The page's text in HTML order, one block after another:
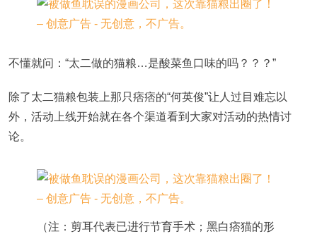
不懂就问：“太二做的猫粮…是酸菜鱼口味的吗？？？”
除了太二猫粮包装上那只痞痞的“何英俊”让人过目难忘以
外，活动上线开始就在各个渠道看到大家对活动的热情讨
论。
（注：剪耳代表已进行节育手术；黑白痞猫的形